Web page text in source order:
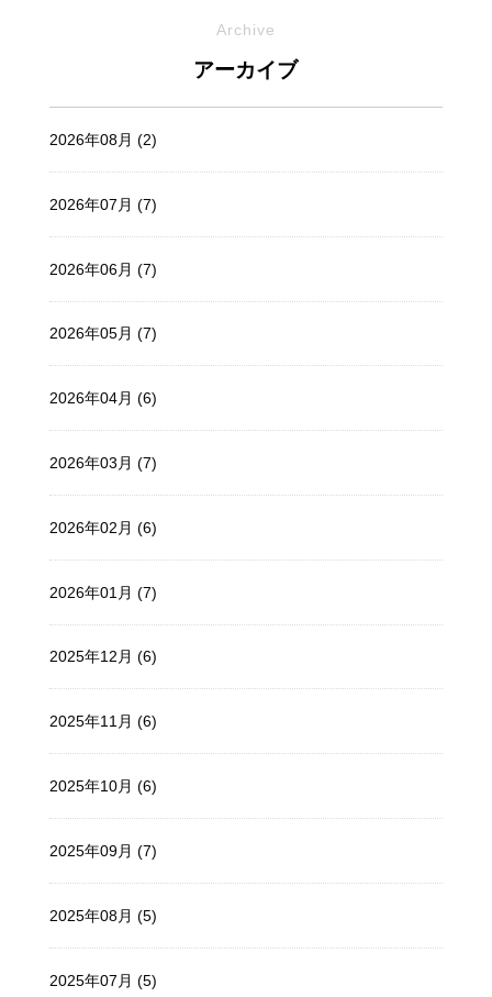
Archive
アーカイブ
2026年08月 (2)
2026年07月 (7)
2026年06月 (7)
2026年05月 (7)
2026年04月 (6)
2026年03月 (7)
2026年02月 (6)
2026年01月 (7)
2025年12月 (6)
2025年11月 (6)
2025年10月 (6)
2025年09月 (7)
2025年08月 (5)
2025年07月 (5)